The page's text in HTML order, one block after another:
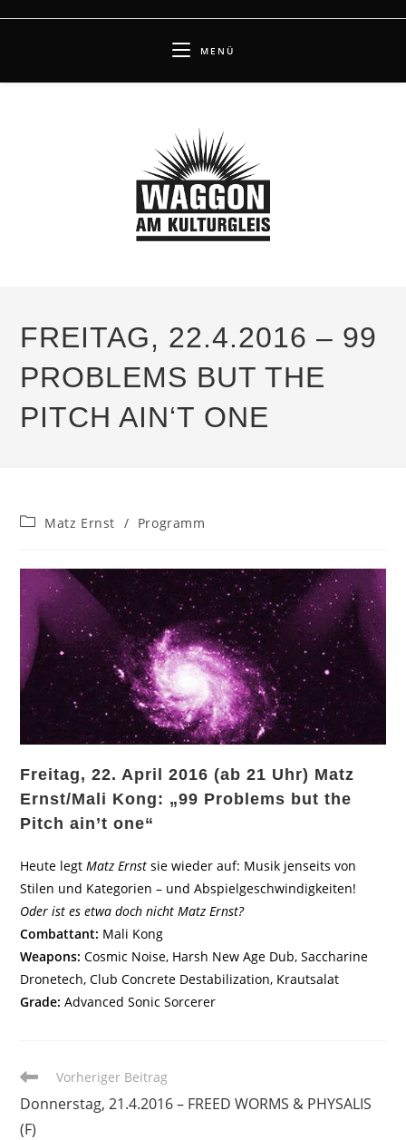
MENÜ
FREITAG, 22.4.2016 – 99
PROBLEMS BUT THE
PITCH AIN‘T ONE
Beitrags-
Matz Ernst / Programm
Freitag, 22. April 2016 (ab 21 Uhr) Matz
Ernst/Mali Kong: „99 Problems but the
Pitch ain’t one“
Heute legtMatz Ernst sie wieder auf: Musik jenseits von
Stilen und Kategorien – und Abspielgeschwindigkeiten!
Oder ist es etwa doch nicht Matz Ernst?
Combattant: Mali Kong
Weapons:Cosmic Noise, Harsh New Age Dub, Saccharine
Dronetech, Club Concrete Destabilization, Krautsalat
Grade:Advanced Sonic Sorcerer
Weitere
ansehen
Vorheriger Beitrag
Donnerstag, 21.4.2016 – FREED WORMS & PHYSALIS
(F)